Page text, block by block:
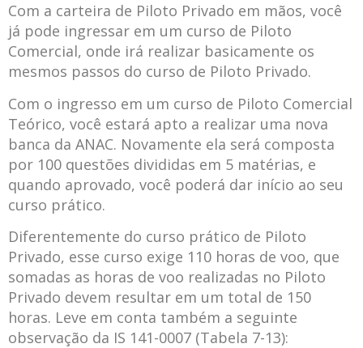
Com a carteira de Piloto Privado em mãos, você
já pode ingressar em um curso de Piloto
Comercial, onde irá realizar basicamente os
mesmos passos do curso de Piloto Privado.
Com o ingresso em um curso de Piloto Comercial
Teórico, você estará apto a realizar uma nova
banca da ANAC. Novamente ela será composta
por 100 questões divididas em 5 matérias, e
quando aprovado, você poderá dar início ao seu
curso prático.
Diferentemente do curso prático de Piloto
Privado, esse curso exige 110 horas de voo, que
somadas as horas de voo realizadas no Piloto
Privado devem resultar em um total de 150
horas. Leve em conta também a seguinte
observação da IS 141-0007 (Tabela 7-13):